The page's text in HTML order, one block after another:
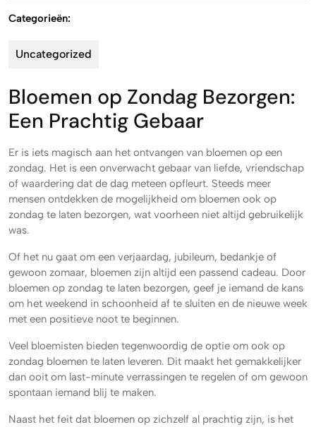
Categorieën:
Uncategorized
Bloemen op Zondag Bezorgen:
Een Prachtig Gebaar
Er is iets magisch aan het ontvangen van bloemen op een
zondag. Het is een onverwacht gebaar van liefde, vriendschap
of waardering dat de dag meteen opfleurt. Steeds meer
mensen ontdekken de mogelijkheid om bloemen ook op
zondag te laten bezorgen, wat voorheen niet altijd gebruikelijk
was.
Of het nu gaat om een verjaardag, jubileum, bedankje of
gewoon zomaar, bloemen zijn altijd een passend cadeau. Door
bloemen op zondag te laten bezorgen, geef je iemand de kans
om het weekend in schoonheid af te sluiten en de nieuwe week
met een positieve noot te beginnen.
Veel bloemisten bieden tegenwoordig de optie om ook op
zondag bloemen te laten leveren. Dit maakt het gemakkelijker
dan ooit om last-minute verrassingen te regelen of om gewoon
spontaan iemand blij te maken.
Naast het feit dat bloemen op zichzelf al prachtig zijn, is het